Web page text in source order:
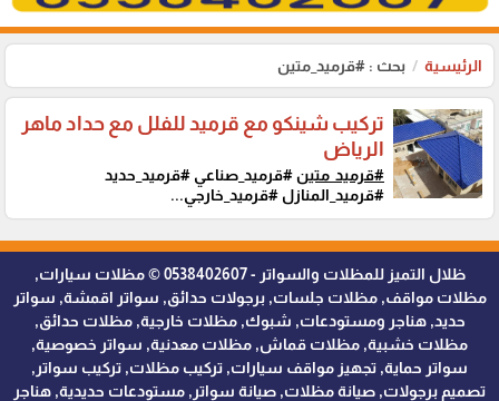
الرئيسية بحث : #قرميد_متين
تركيب شينكو مع قرميد للفلل مع حداد ماهر
الرياض
#قرميد_متين#قرميد_صناعي #قرميد_حديد
#قرميد_المنازل #قرميد_خارجي...
ظلال التميز للمظلات والسواتر - 0538402607 © مظلات سيارات,
مظلات مواقف, مظلات جلسات, برجولات حدائق, سواتر اقمشة, سواتر
حديد, هناجر ومستودعات, شبوك, مظلات خارجية, مظلات حدائق,
مظلات خشبية, مظلات قماش, مظلات معدنية, سواتر خصوصية,
سواتر حماية, تجهيز مواقف سيارات, تركيب مظلات, تركيب سواتر,
تصميم برجولات, صيانة مظلات, صيانة سواتر, مستودعات حديدية, هناجر